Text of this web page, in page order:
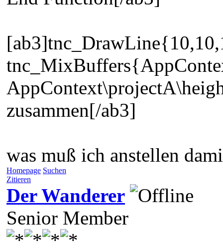
zusammen[/ab3]
was muß ich anstellen
Homepage Suchen
Zitieren
Der Wanderer
Senior Member